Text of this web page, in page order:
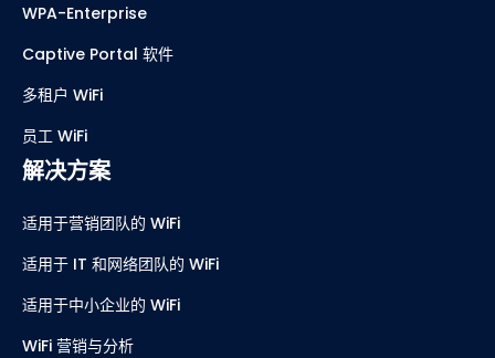
WPA-Enterprise
Captive Portal 软件
多租户 WiFi
员工 WiFi
解决方案
适用于营销团队的 WiFi
适用于 IT 和网络团队的 WiFi
适用于中小企业的 WiFi
WiFi 营销与分析